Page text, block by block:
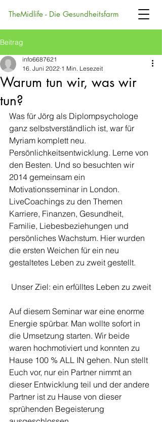
TheMidlife - Die Gesundheitsfarm
Beitrag
Warum tun wir, was wir
tun?
info6687621
16. Juni 2022 1 Min. Lesezeit
Was für Jörg als Diplompsychologe
ganz selbstverständlich ist, war für
Myriam komplett neu.
Persönlichkeitsentwicklung. Lerne von
den Besten. Und so besuchten wir
2014 gemeinsam ein
Motivationsseminar in London.
LiveCoachings zu den Themen
Karriere, Finanzen, Gesundheit,
Familie, Liebesbeziehungen und
persönliches Wachstum. Hier wurden
die ersten Weichen für ein neu
gestaltetes Leben zu zweit gestellt.
Unser Ziel: ein erfülltes Leben zu zweit
Auf diesem Seminar war eine enorme
Energie spürbar. Man wollte sofort in
die Umsetzung starten. Wir beide
waren hochmotiviert und konnten zu
Hause 100 % ALL IN gehen. Nun stellt
Euch vor, nur ein Partner nimmt an
dieser Entwicklung teil und der andere
Partner ist zu Hause von dieser
sprühenden Begeisterung